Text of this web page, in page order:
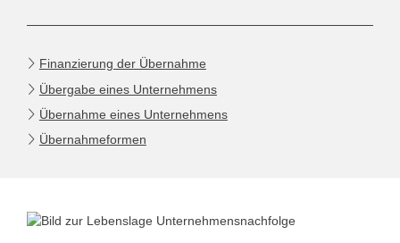
Finanzierung der Übernahme
Übergabe eines Unternehmens
Übernahme eines Unternehmens
Übernahmeformen